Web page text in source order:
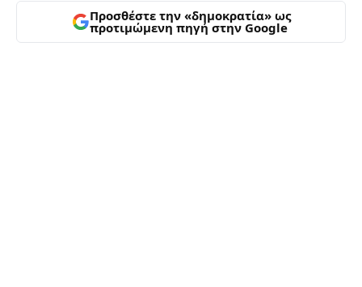
Προσθέστε την «δημοκρατία» ως
προτιμώμενη πηγή στην Google